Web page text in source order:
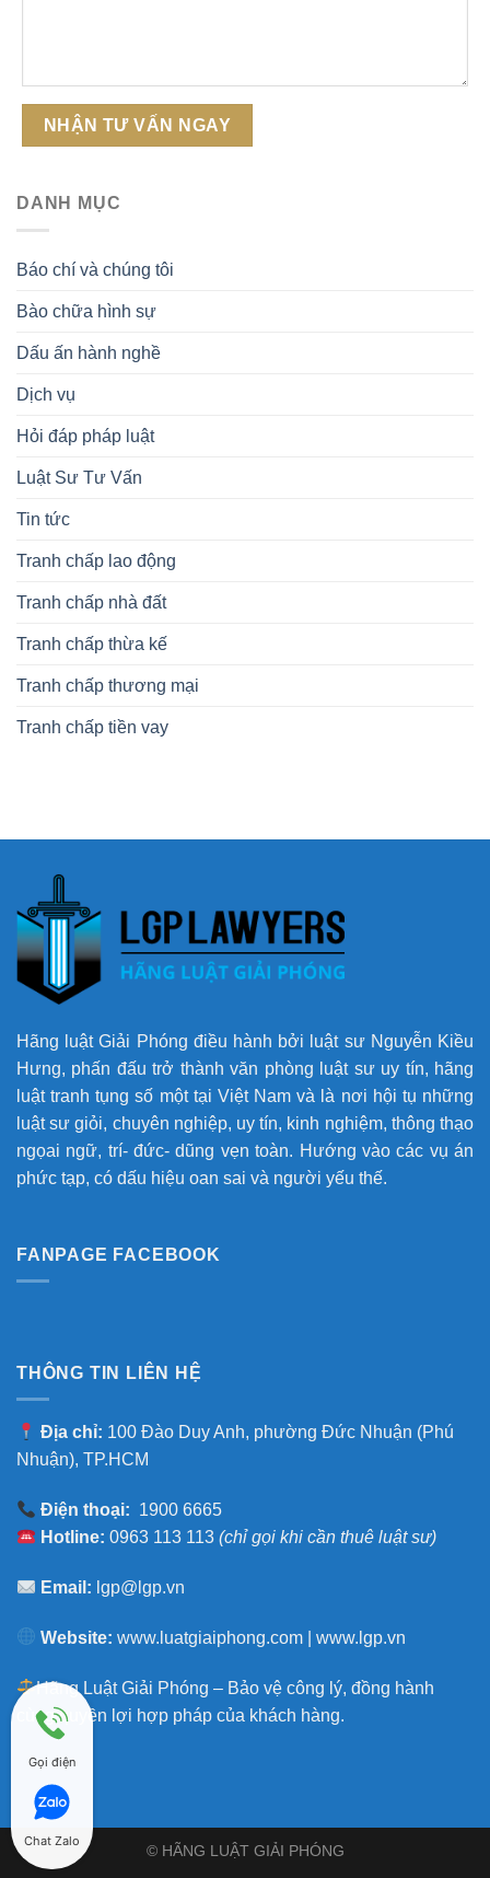
DANH MỤC
Báo chí và chúng tôi
Bào chữa hình sự
Dấu ấn hành nghề
Dịch vụ
Hỏi đáp pháp luật
Luật Sư Tư Vấn
Tin tức
Tranh chấp lao động
Tranh chấp nhà đất
Tranh chấp thừa kế
Tranh chấp thương mại
Tranh chấp tiền vay
Hãng luật Giải Phóng điều hành bởi luật sư Nguyễn Kiều
Hưng, phấn đấu trở thành văn phòng luật sư uy tín, hãng
luật tranh tụng số một tại Việt Nam và là nơi hội tụ những
luật sư giỏi, chuyên nghiệp, uy tín, kinh nghiệm, thông thạo
ngọai ngữ, trí- đức- dũng vẹn toàn. Hướng vào các vụ án
phức tạp, có dấu hiệu oan sai và người yếu thế.
FANPAGE FACEBOOK
THÔNG TIN LIÊN HỆ
Địa chỉ: 100 Đào Duy Anh, phường Đức Nhuận (Phú
Nhuận), TP.HCM
Điện thoại: 1900 6665
Hotline: 0963 113 113 (chỉ gọi khi cần thuê luật sư)
Email: lgp@lgp.vn
Website: www.luatgiaiphong.com |www.lgp.vn
Hãng Luật Giải Phóng – Bảo vệ công lý, đồng hành
cùng quyền lợi hợp pháp của khách hàng.
© HÃNG LUẬT GIẢI PHÓNG
Gọi điện
Chat Zalo